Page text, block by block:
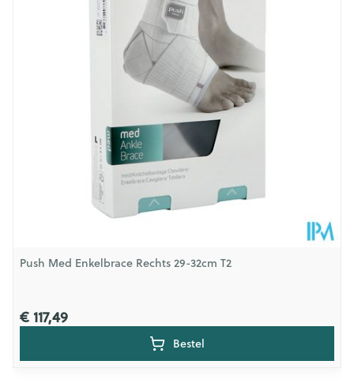
Hoeveelheid
Stuk
Kamertemperatuur (15°C - 25°C)
Push Med Enkelbrace Rechts 29-32cm T2
€ 117,49
Bestel